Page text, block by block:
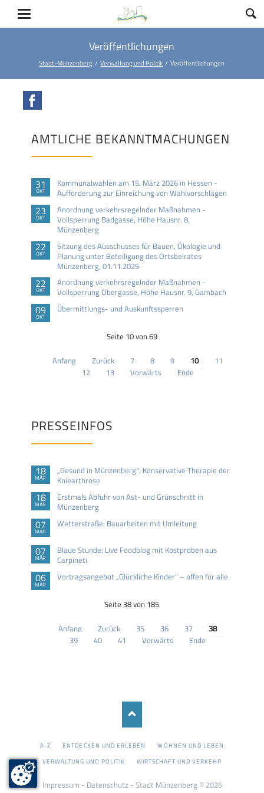
Veröffentlichungen
Stadt-Münzenberg Verwaltung und Politik Veröffentlichungen
AMTLICHE BEKANNTMACHUNGEN
31
OKT
Kommunalwahlen am 15. März 2026 in Hessen -
Aufforderung zur Einreichung von Wahlvorschlägen
23
OKT
Anordnung verkehrsregelnder Maßnahmen -
Vollsperrung Badgasse, Höhe Hausnr. 8,
Münzenberg
22
OKT
Sitzung des Ausschusses für Bauen, Ökologie und
Planung unter Beteiligung des Ortsbeirates
Münzenberg, 01.11.2025
22
OKT
Anordnung verkehrsregelnder Maßnahmen -
Vollsperrung Obergasse, Höhe Hausnr. 9, Gambach
09
OKT
Übermittlungs- und Auskunftssperren
Seite 10 von 69
Anfang Zurück 7 8 9 10
11
12
13 Vorwärts Ende
PRESSEINFOS
18
MÄR
„Gesund in Münzenberg“: Konservative Therapie der
Kniearthrose
18
MÄR
Erstmals Abfuhr von Ast- und Grünschnitt in
Münzenberg
07
MÄR
Wetterstraße: Bauarbeiten mit Umleitung
07
MÄR
Blaue Stunde: Live Foodblog mit Kostproben aus
Carpineti
06
MÄR
Vortragsangebot „Glückliche Kinder“ – offen für alle
Seite 38 von 185
Anfang Zurück 35 36 37
38
39
40 41 Vorwärts Ende
NAVIGATION
A-Z ENTDECKEN UND ERLEBEN
WOHNEN UND LEBEN
VERWALTUNG UND POLITIK
WIRTSCHAFT UND VERKEHR
Impressum - Datenschutz- Stadt Münzenberg © 2026